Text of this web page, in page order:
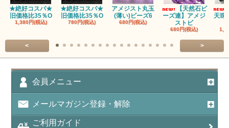
アベンチュリン(クォーツァイト/Aventurine)
アポフィライト（Apophylite）/魚眼石
アメジスト（紫水晶/Amethyst）
アメシスティンクォーツ（Amethest in quartz）
ラベンダーアメジスト
★絶好コスパ★
旧価格比35％O
1,380円(税込)
★絶好コスパ★
旧価格比35％O
780円(税込)
アメジスト丸玉
(薄い)ビーズ6
680円(税込)
【天然石ビ
ーズ連】アメジ
ストビ
680円(税込)
天珠
< >
会員メニュー
メールマガジン登録・解除
ご利用ガイド